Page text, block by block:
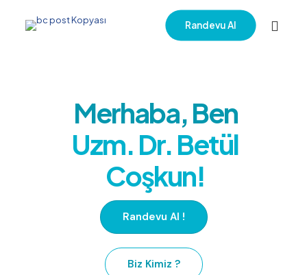
Randevu Al
Merhaba, Ben
Uzm. Dr. Betül
Coşkun!
Randevu Al !
Biz Kimiz ?